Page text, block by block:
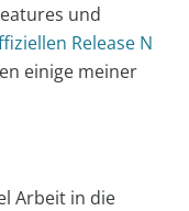
und
Release N
einige meiner
Arbeit in die